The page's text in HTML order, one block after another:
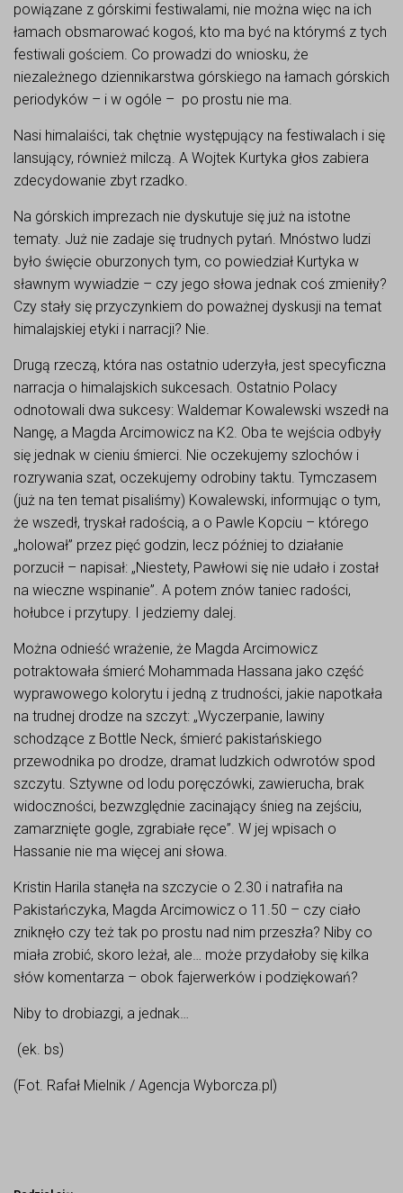
powiązane z górskimi festiwalami, nie można więc na ich
łamach obsmarować kogoś, kto ma być na którymś z tych
festiwali gościem. Co prowadzi do wniosku, że
niezależnego dziennikarstwa górskiego na łamach górskich
periodyków – i w ogóle – po prostu nie ma.
Nasi himalaiści, tak chętnie występujący na festiwalach i się
lansujący, również milczą. A Wojtek Kurtyka głos zabiera
zdecydowanie zbyt rzadko.
Na górskich imprezach nie dyskutuje się już na istotne
tematy. Już nie zadaje się trudnych pytań. Mnóstwo ludzi
było święcie oburzonych tym, co powiedział Kurtyka w
sławnym wywiadzie – czy jego słowa jednak coś zmieniły?
Czy stały się przyczynkiem do poważnej dyskusji na temat
himalajskiej etyki i narracji? Nie.
Drugą rzeczą, która nas ostatnio uderzyła, jest specyficzna
narracja o himalajskich sukcesach. Ostatnio Polacy
odnotowali dwa sukcesy: Waldemar Kowalewski wszedł na
Nangę, a Magda Arcimowicz na K2. Oba te wejścia odbyły
się jednak w cieniu śmierci. Nie oczekujemy szlochów i
rozrywania szat, oczekujemy odrobiny taktu. Tymczasem
(już na ten temat pisaliśmy) Kowalewski, informując o tym,
że wszedł, tryskał radością, a o Pawle Kopciu – którego
„holował” przez pięć godzin, lecz później to działanie
porzucił – napisał: „Niestety, Pawłowi się nie udało i został
na wieczne wspinanie”. A potem znów taniec radości,
hołubce i przytupy. I jedziemy dalej.
Można odnieść wrażenie, że Magda Arcimowicz
potraktowała śmierć Mohammada Hassana jako część
wyprawowego kolorytu i jedną z trudności, jakie napotkała
na trudnej drodze na szczyt: „Wyczerpanie, lawiny
schodzące z Bottle Neck, śmierć pakistańskiego
przewodnika po drodze, dramat ludzkich odwrotów spod
szczytu. Sztywne od lodu poręczówki, zawierucha, brak
widoczności, bezwzględnie zacinający śnieg na zejściu,
zamarznięte gogle, zgrabiałe ręce”. W jej wpisach o
Hassanie nie ma więcej ani słowa.
Kristin Harila stanęła na szczycie o 2.30 i natrafiła na
Pakistańczyka, Magda Arcimowicz o 11.50 – czy ciało
zniknęło czy też tak po prostu nad nim przeszła? Niby co
miała zrobić, skoro leżał, ale… może przydałoby się kilka
słów komentarza – obok fajerwerków i podziękowań?
Niby to drobiazgi, a jednak…
(ek. bs)
(Fot. Rafał Mielnik / Agencja Wyborcza.pl)